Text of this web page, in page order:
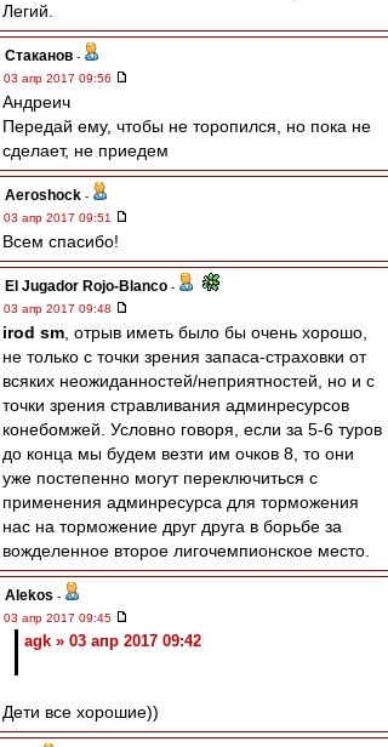
Легий.
Cтаканов -
03 апр 2017 09:56
Андреич
Передай ему, чтобы не торопился, но пока не
сделает, не приедем
Aeroshock -
03 апр 2017 09:51
Всем спасибо!
El Jugador Rojo-Blanco -
03 апр 2017 09:48
irod sm , отрыв иметь было бы очень хорошо,
не только с точки зрения запаса-страховки от
всяких неожиданностей/неприятностей, но и с
точки зрения стравливания админресурсов
конебомжей. Условно говоря, если за 5-6 туров
до конца мы будем везти им очков 8, то они
уже постепенно могут переключиться с
применения админресурса для торможения
нас на торможение друг друга в борьбе за
вожделенное второе лигочемпионское место.
Alekos -
03 апр 2017 09:45
agk » 03 апр 2017 09:42
Дети все хорошие))